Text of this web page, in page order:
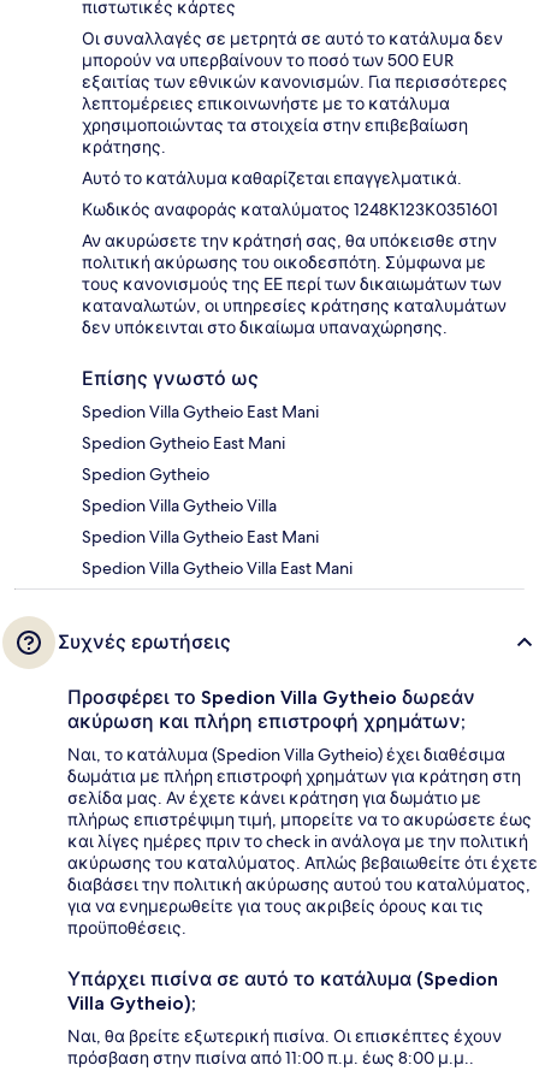
πιστωτικές κάρτες
Οι συναλλαγές σε μετρητά σε αυτό το κατάλυμα δεν
μπορούν να υπερβαίνουν το ποσό των 500 EUR
εξαιτίας των εθνικών κανονισμών. Για περισσότερες
λεπτομέρειες επικοινωνήστε με το κατάλυμα
χρησιμοποιώντας τα στοιχεία στην επιβεβαίωση
κράτησης.
Αυτό το κατάλυμα καθαρίζεται επαγγελματικά.
Κωδικός αναφοράς καταλύματος 1248K123K0351601
Αν ακυρώσετε την κράτησή σας, θα υπόκεισθε στην
πολιτική ακύρωσης του οικοδεσπότη. Σύμφωνα με
τους κανονισμούς της ΕΕ περί των δικαιωμάτων των
καταναλωτών, οι υπηρεσίες κράτησης καταλυμάτων
δεν υπόκεινται στο δικαίωμα υπαναχώρησης.
Επίσης γνωστό ως
Spedion Villa Gytheio East Mani
Spedion Gytheio East Mani
Spedion Gytheio
Spedion Villa Gytheio Villa
Spedion Villa Gytheio East Mani
Spedion Villa Gytheio Villa East Mani
Συχνές ερωτήσεις
Προσφέρει το Spedion Villa Gytheio δωρεάν
ακύρωση και πλήρη επιστροφή χρημάτων;
Ναι, το κατάλυμα (Spedion Villa Gytheio) έχει διαθέσιμα
δωμάτια με πλήρη επιστροφή χρημάτων για κράτηση στη
σελίδα μας. Αν έχετε κάνει κράτηση για δωμάτιο με
πλήρως επιστρέψιμη τιμή, μπορείτε να το ακυρώσετε έως
και λίγες ημέρες πριν το check in ανάλογα με την πολιτική
ακύρωσης του καταλύματος. Απλώς βεβαιωθείτε ότι έχετε
διαβάσει την πολιτική ακύρωσης αυτού του καταλύματος,
για να ενημερωθείτε για τους ακριβείς όρους και τις
προϋποθέσεις.
Υπάρχει πισίνα σε αυτό το κατάλυμα (Spedion
Villa Gytheio);
Ναι, θα βρείτε εξωτερική πισίνα. Οι επισκέπτες έχουν
πρόσβαση στην πισίνα από 11:00 π.μ. έως 8:00 μ.μ..